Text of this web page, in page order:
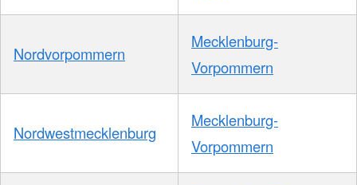
Nordvorpommern
Mecklenburg-
Vorpommern
Nordwestmecklenburg
Mecklenburg-
Vorpommern